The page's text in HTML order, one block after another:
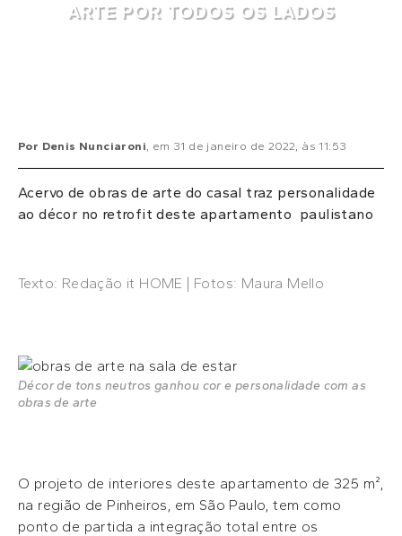
ARTE POR TODOS OS LADOS
Por Denis Nunciaroni, em 31 de janeiro de 2022, às 11:53
Acervo de obras de arte do casal traz personalidade
ao décor no retrofit deste apartamento paulistano
Texto: Redação it HOME | Fotos: Maura Mello
Décor de tons neutros ganhou cor e personalidade com as
obras de arte
O projeto de interiores deste apartamento de 325 m²,
na região de Pinheiros, em São Paulo, tem como
ponto de partida a integração total entre os